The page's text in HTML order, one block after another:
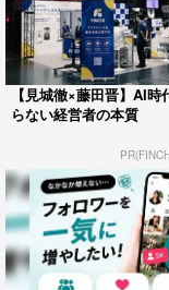
【見城徹×藤田晋】AI時
らない経営者の本質